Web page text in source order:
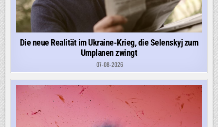
Die neue Realität im Ukraine-Krieg, die Selenskyj zum
Umplanen zwingt
07-08-2026